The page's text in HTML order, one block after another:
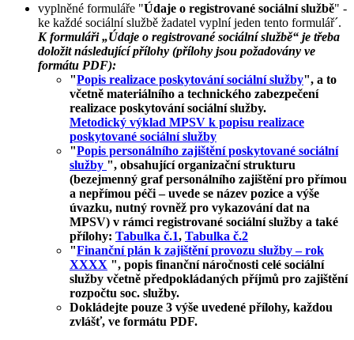
vyplněné formuláře "Údaje o registrované sociální službě" -
ke každé sociální službě žadatel vyplní jeden tento formulář´.
K formuláři „Údaje o registrované sociální službě“ je třeba
doložit následující přílohy (přílohy jsou požadovány ve
formátu PDF):
Popis realizace poskytování sociální služby , a to
včetně materiálního a technického zabezpečení
realizace poskytování sociální služby.
Metodický výklad MPSV k popisu realizace
poskytované sociální služby
Popis personálního zajištění poskytované sociální
služby
, obsahující organizační strukturu
(bezejmenný graf personálního zajištění pro přímou
a nepřímou péči – uvede se název pozice a výše
úvazku, nutný rovněž pro vykazování dat na
MPSV) v rámci registrované sociální služby a také
přílohy: Tabulka č.1, Tabulka č.2
Finanční plán k zajištění provozu služby – rok
XXXX
, popis finanční náročnosti celé sociální
služby včetně předpokládaných příjmů pro zajištění
rozpočtu soc. služby.
Dokládejte pouze 3 výše uvedené přílohy, každou
zvlášť, ve formátu PDF.